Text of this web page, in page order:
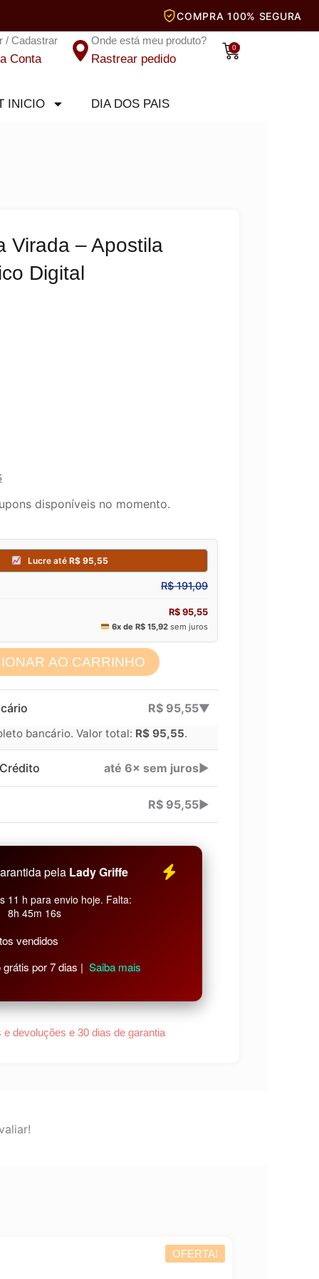
/ Cadastrar
Conta
Onde está meu produto?
Rastrear pedido
0
Carrinho
INICIO DIA DOS PAIS
Virada – Apostila
Digital
disponíveis no momento.
Lucre até
Revenda por
Compre por
AO CARRINHO
R$ 95,55▶
bancário. Valor total: R$ 95,55.
até 6× sem juros▶
R$ 95,55▶
pela Lady Griffe
11 h para envio hoje. Falta:
8h 45m 15s
vendidos
por 7 dias | Saiba mais
devoluções e 30 dias de garantia
OFERTA!